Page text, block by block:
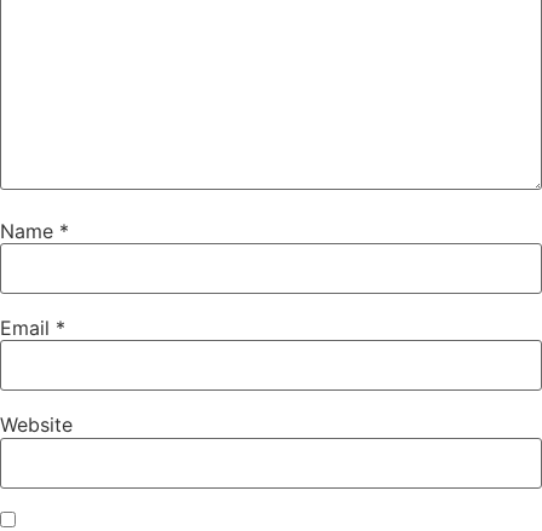
Name *
Email *
Website